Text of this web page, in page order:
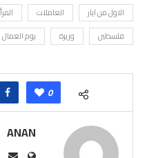
الاول من ايار العاملات
فلسطين
وزيرة يوم العمال
0
ANAN